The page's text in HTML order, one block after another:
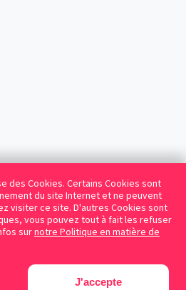
des Cookies. Certains Cookies sont
du site Internet et ne peuvent
visiter ce site. D'autres Cookies sont
vous pouvez tout à fait les refuser
surnotre Politique en matière de
J'accepte